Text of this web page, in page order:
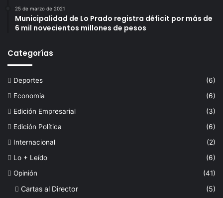
25 de marzo de 2021
Municipalidad de Lo Prado registra déficit por más de
6 mil novecientos millones de pesos
Categorías
Deportes
(6)
Economia
(6)
Edición Empresarial
(3)
Edición Política
(6)
Internacional
(2)
Lo + Leído
(6)
Opinión
(41)
Cartas al Director
(5)